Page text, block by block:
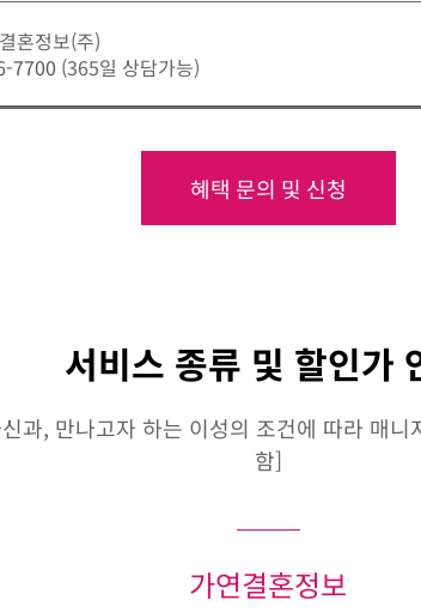
혼정보(주)
7700 (365일 상담가능)
혜택 문의 및 신청
서비스 종류 및 할인가
과, 만나고자 하는 이성의 조건에 따라 매
함]
가연결혼정보